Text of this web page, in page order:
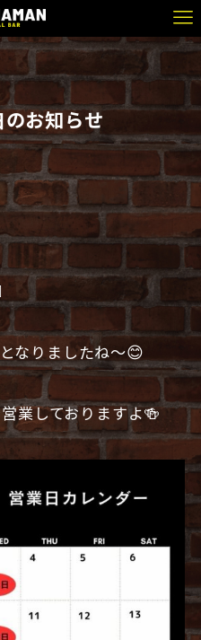
お知らせ
なりましたね〜😊
業しておりますよ🍻